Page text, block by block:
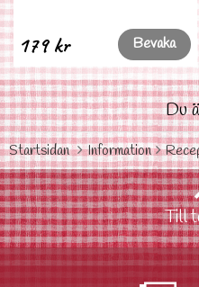
179 kr Bevaka
Du
Startsidan Information
Till